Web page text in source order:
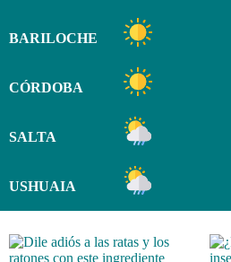
BARILOCHE
CÓRDOBA
SALTA
USHUAIA